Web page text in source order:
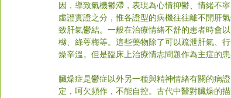
因，導致氣機鬱滯，表現為心情抑鬱、情緒不
虛證實證之分，惟各證型的病機往往離不開肝
致肝氣鬱結。一般在治療情緒不舒的患者時會
櫞、綠萼梅等。這些藥物除了可以疏泄肝氣、
燥辛溫。但是臨床上治療情志問題作為主症的
臟燥症是鬱症以外另一種與精神情緒有關的病
定，呵欠頻作，不能自控。古代中醫對臟燥的